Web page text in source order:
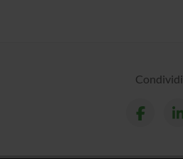
Condividi